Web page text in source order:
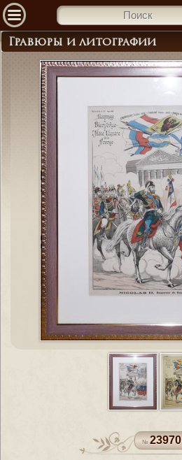
Гравюры и литографии
23970